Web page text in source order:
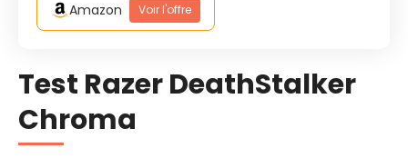
Amazon Voir l'offre
Test Razer DeathStalker
Chroma